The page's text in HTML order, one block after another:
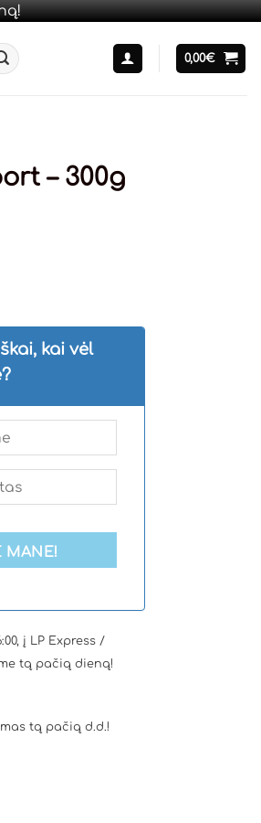
0,00€
– 300g
kai vėl
MANE!
į LP Express /
tą pačią dieną!
tą pačią d.d.!